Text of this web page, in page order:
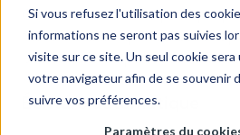
Si vous refusez l'utilisation des
informations ne seront pas suivies
visite sur ce site. Un seul cookie sera
votre navigateur afin de se souvenir
suivre vos préférences.
Paramètres du
C’est une excellente pratique
focus et sa discipline.
bouée utile en périodes
Écriture automatique